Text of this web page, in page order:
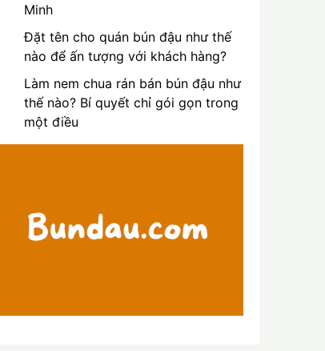
Minh
Đặt tên cho quán bún đậu như thế
nào để ấn tượng với khách hàng?
Làm nem chua rán bán bún đậu như
thế nào? Bí quyết chỉ gói gọn trong
một điều